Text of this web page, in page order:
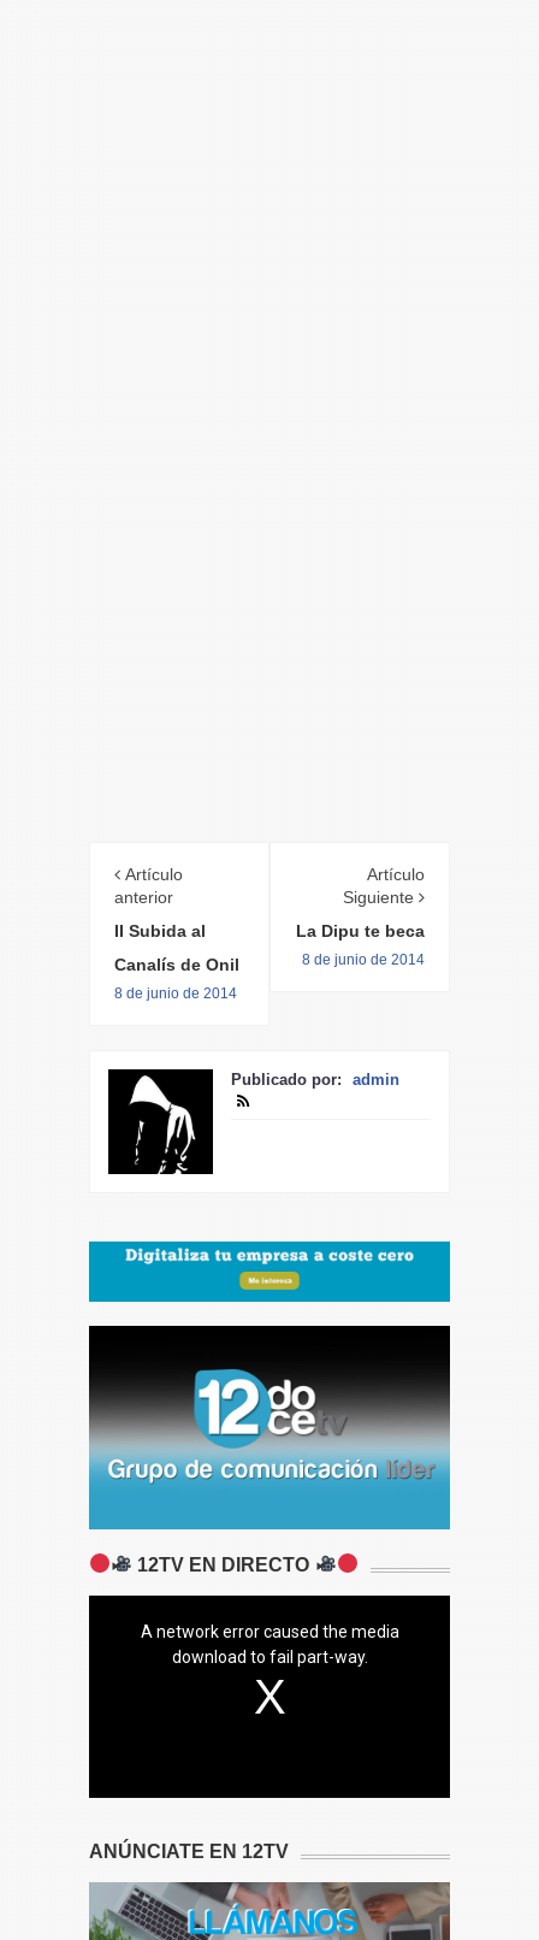
Artículo
anterior
II Subida al
Canalís de Onil
8 de junio de 2014
Artículo
Siguiente
La Dipu te beca
8 de junio de 2014
Publicado por: admin
12TV EN DIRECTO
A network error caused the media
download to fail part-way.
ANÚNCIATE EN 12TV